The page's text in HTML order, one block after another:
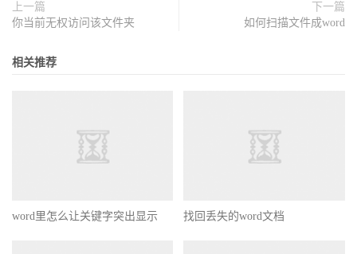
上一篇
你当前无权访问该文件夹
下一篇
如何扫描文件成word
相关推荐
word里怎么让关键字突出显示 找回丢失的word文档